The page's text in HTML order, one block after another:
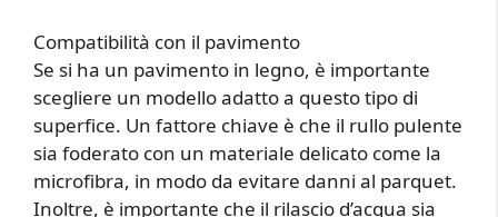
Compatibilità con il pavimento
Se si ha un pavimento in legno, è importante
scegliere un modello adatto a questo tipo di
superfice. Un fattore chiave è che il rullo pulente
sia foderato con un materiale delicato come la
microfibra, in modo da evitare danni al parquet.
Inoltre, è importante che il rilascio d’acqua sia